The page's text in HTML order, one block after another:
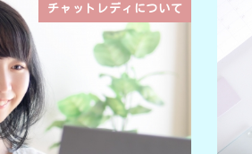
チャットレディについて